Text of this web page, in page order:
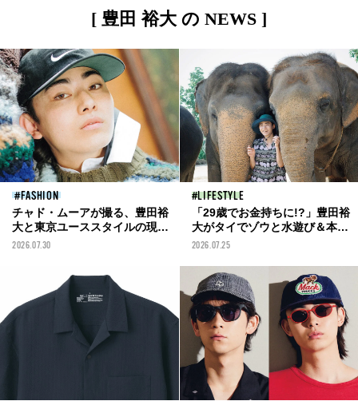
[ 豊田 裕大 の NEWS ]
FASHION
チャド・ムーアが撮る、豊田裕
大と東京ユーススタイルの現在
形
2026.07.30
LIFESTYLE
「29歳でお金持ちに!?」豊田裕
大がタイでゾウと水遊び＆本格
占いに挑む！【toyomeki
2026.07.25